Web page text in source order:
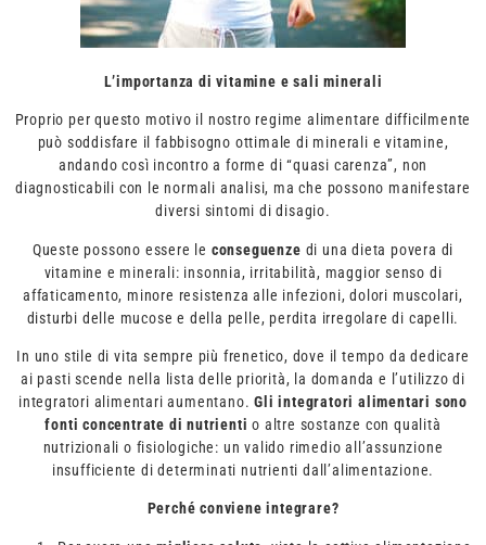
L’importanza di vitamine e sali minerali
Proprio per questo motivo il nostro regime alimentare difficilmente
può soddisfare il fabbisogno ottimale di minerali e vitamine,
andando così incontro a forme di “quasi carenza”, non
diagnosticabili con le normali analisi, ma che possono manifestare
diversi sintomi di disagio.
Queste possono essere le conseguenze di una dieta povera di
vitamine e minerali: insonnia, irritabilità, maggior senso di
affaticamento, minore resistenza alle infezioni, dolori muscolari,
disturbi delle mucose e della pelle, perdita irregolare di capelli.
In uno stile di vita sempre più frenetico, dove il tempo da dedicare
ai pasti scende nella lista delle priorità, la domanda e l’utilizzo di
integratori alimentari aumentano.Gli integratori alimentari sono
fonti concentrate di nutrienti o altre sostanze con qualità
nutrizionali o fisiologiche: un valido rimedio all’assunzione
insufficiente di determinati nutrienti dall’alimentazione.
Perché conviene integrare?